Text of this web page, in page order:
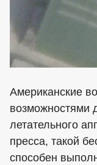
Американские
возможностями
летательного
пресса, такой
способен